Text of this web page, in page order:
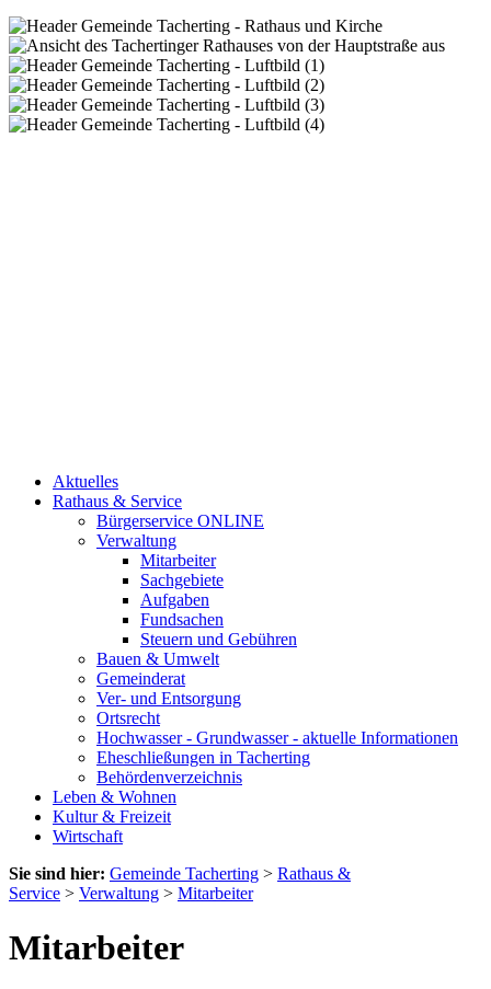
Aktuelles
Rathaus & Service
Bürgerservice ONLINE
Verwaltung
Mitarbeiter
Sachgebiete
Aufgaben
Fundsachen
Steuern und Gebühren
Bauen & Umwelt
Gemeinderat
Ver- und Entsorgung
Ortsrecht
Hochwasser - Grundwasser - aktuelle Informationen
Eheschließungen in Tacherting
Behördenverzeichnis
Leben & Wohnen
Kultur & Freizeit
Wirtschaft
Sie sind hier: Gemeinde Tacherting > Rathaus &
Service > Verwaltung > Mitarbeiter
Mitarbeiter